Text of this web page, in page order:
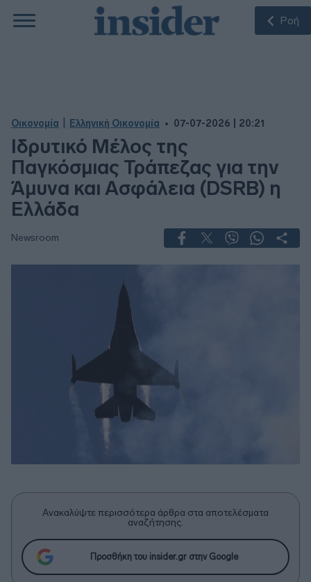
Ροή
Οικονομία Ελληνική Οικονομία 07-07-2026 | 20:21
Ιδρυτικό Μέλος της
Παγκόσμιας Τράπεζας για την
Άμυνα και Ασφάλεια (DSRB) η
Ελλάδα
Newsroom
Ανακαλύψτε περισσότερα άρθρα στα αποτελέσματα
αναζήτησης.
Προσθήκη του insider.gr στην Google